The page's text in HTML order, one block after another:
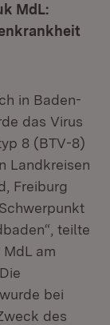
MdL:
in Baden-
das Virus
8 (BTV-8)
Landkreisen
Freiburg
teilte
am
bei
des